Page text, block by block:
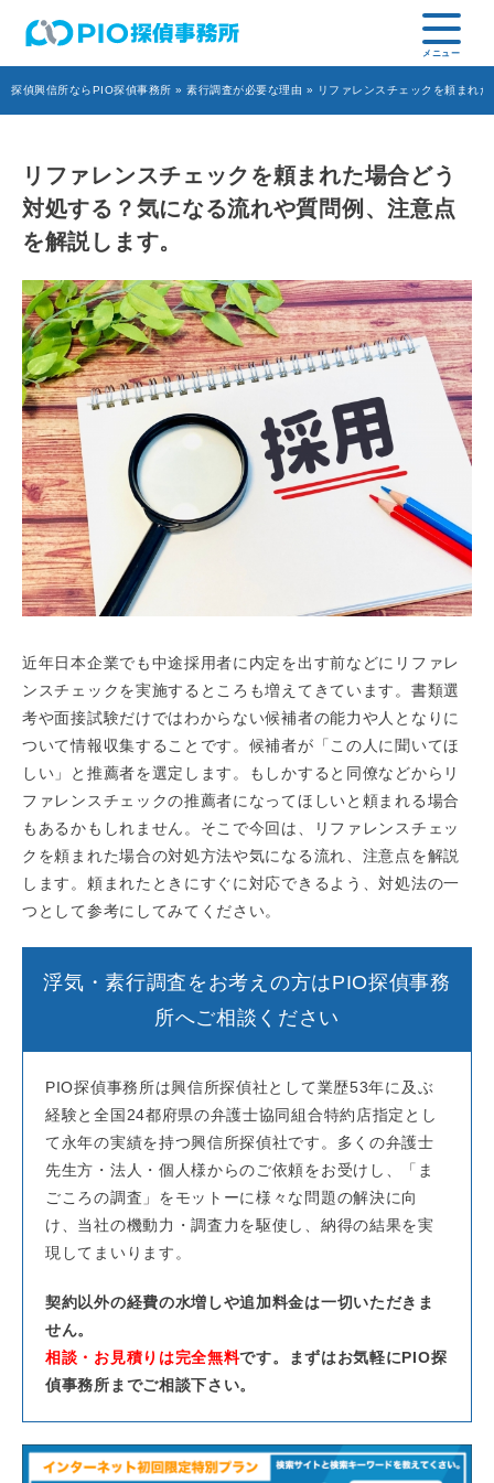
探偵興信所ならPIO探偵事務所 » 素行調査が必要な理由 » リファレンスチェックを頼まれ
リファレンスチェックを頼まれた場合どう
対処する？気になる流れや質問例、注意点
を解説します。
近年日本企業でも中途採用者に内定を出す前などにリファレ
ンスチェックを実施するところも増えてきています。書類選
考や面接試験だけではわからない候補者の能力や人となりに
ついて情報収集することです。候補者が「この人に聞いてほ
しい」と推薦者を選定します。もしかすると同僚などからリ
ファレンスチェックの推薦者になってほしいと頼まれる場合
もあるかもしれません。そこで今回は、リファレンスチェッ
クを頼まれた場合の対処方法や気になる流れ、注意点を解説
します。頼まれたときにすぐに対応できるよう、対処法の一
つとして参考にしてみてください。
浮気・素行調査をお考えの方はPIO探偵事務
所へご相談ください
PIO探偵事務所は興信所探偵社として業歴53年に及ぶ
経験と全国24都府県の弁護士協同組合特約店指定とし
て永年の実績を持つ興信所探偵社です。多くの弁護士
先生方・法人・個人様からのご依頼をお受けし、「ま
ごころの調査」をモットーに様々な問題の解決に向
け、当社の機動力・調査力を駆使し、納得の結果を実
現してまいります。
契約以外の経費の水増しや追加料金は一切いただきま
せん。
相談・お見積りは完全無料です。まずはお気軽にPIO探
偵事務所までご相談下さい。